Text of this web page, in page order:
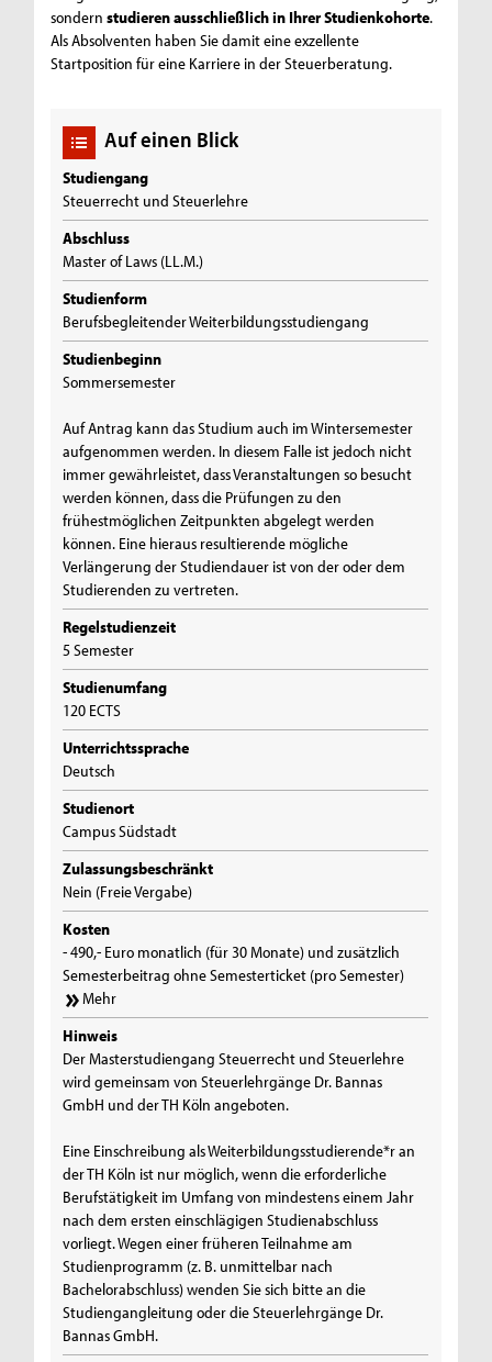
sondernstudieren ausschließlich in Ihrer Studienkohorte.
Als Absolventen haben Sie damit eine exzellente
Startposition für eine Karriere in der Steuerberatung.
Auf einen Blick
Studiengang
Steuerrecht und Steuerlehre
Abschluss
Master of Laws (LL.M.)
Studienform
Berufsbegleitender Weiterbildungsstudiengang
Studienbeginn
Sommersemester
Auf Antrag kann das Studium auch im Wintersemester
aufgenommen werden. In diesem Falle ist jedoch nicht
immer gewährleistet, dass Veranstaltungen so besucht
werden können, dass die Prüfungen zu den
frühestmöglichen Zeitpunkten abgelegt werden
können. Eine hieraus resultierende mögliche
Verlängerung der Studiendauer ist von der oder dem
Studierenden zu vertreten.
Regelstudienzeit
5 Semester
Studienumfang
120 ECTS
Unterrichtssprache
Deutsch
Studienort
Campus Südstadt
Zulassungsbeschränkt
Nein (Freie Vergabe)
Kosten
- 490,- Euro monatlich (für 30 Monate) und zusätzlich
Semesterbeitrag ohne Semesterticket (pro Semester)
Mehr
Hinweis
Der Masterstudiengang Steuerrecht und Steuerlehre
wird gemeinsam von Steuerlehrgänge Dr. Bannas
GmbH und der TH Köln angeboten.
Eine Einschreibung als Weiterbildungsstudierende*r an
der TH Köln ist nur möglich, wenn die erforderliche
Berufstätigkeit im Umfang von mindestens einem Jahr
nach dem ersten einschlägigen Studienabschluss
vorliegt. Wegen einer früheren Teilnahme am
Studienprogramm (z. B. unmittelbar nach
Bachelorabschluss) wenden Sie sich bitte an die
Studiengangleitung oder die Steuerlehrgänge Dr.
Bannas GmbH.